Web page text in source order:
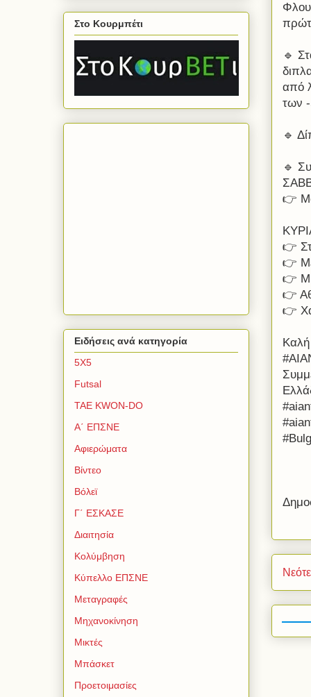
🔹
από
των
🔹
🔹
👉
👉
👉
👉
👉
👉
Καλή
Στο Κουρμπέτι
Ειδήσεις ανά κατηγορία
5Χ5
Futsal
TAE KWON-DO
Α΄ ΕΠΣΝΕ
Αφιερώματα
Βίντεο
Βόλεϊ
Γ΄ ΕΣΚΑΣΕ
Διαιτησία
Κολύμβηση
Κύπελλο ΕΠΣΝΕ
Μεταγραφές
Μηχανοκίνηση
Μικτές
Μπάσκετ
Προετοιμασίες